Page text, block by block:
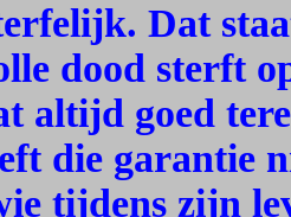
Dat
dood sterft
altijd goed
die garantie
tijdens zijn